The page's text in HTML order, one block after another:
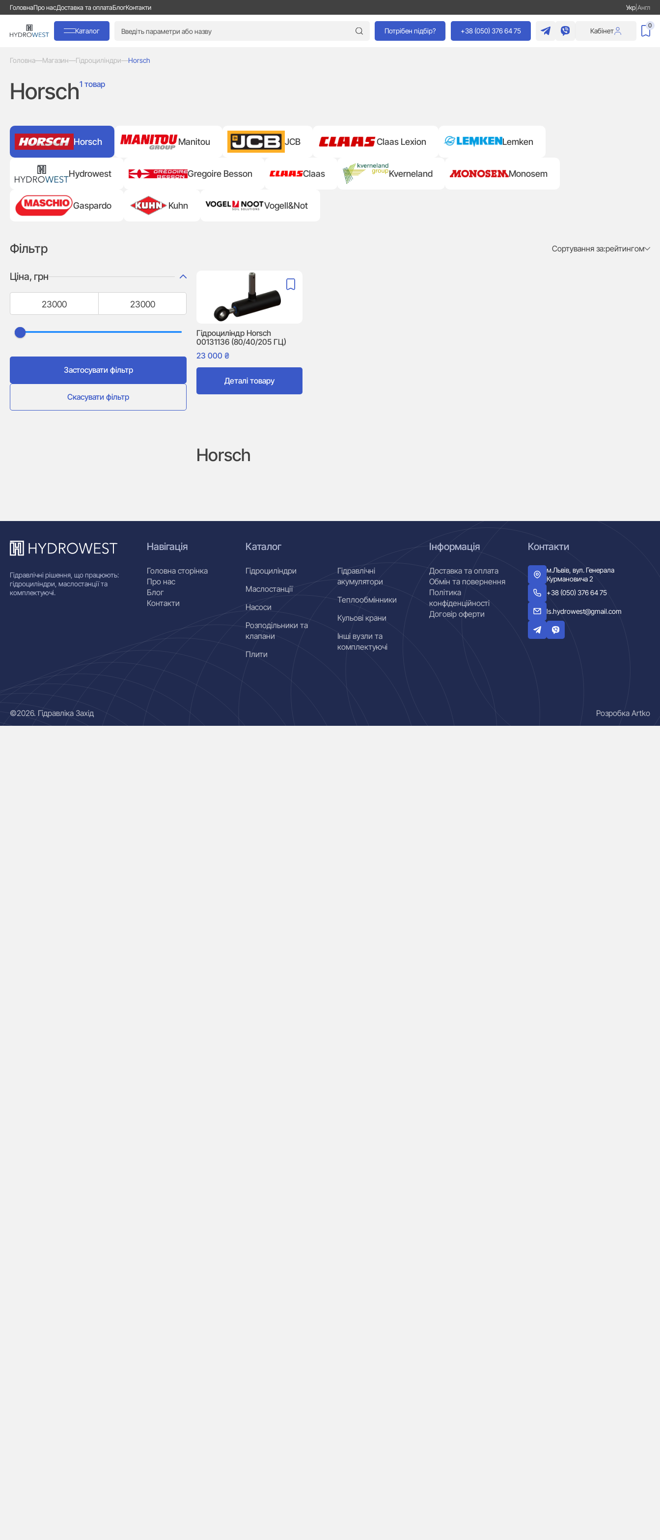
ГоловнаПро насДоставка та оплатаБлогКонтакти Укр| Англ
Каталог Потрібен підбір? +38 (050) 376 64 75 Кабінет
0
Головна—Магазин—Гідроциліндри—Horsch
Horsch1 товар
Manitou JCB Claas Lexion Lemken
Hydrowest Gregoire Besson
Horsch
Claas Kverneland Monosem
Gaspardo Kuhn Vogell&Not
Фільтр Сортування за:рейтингом
Ціна, грн
Застосувати фільтр
Скасувати фільтр
Гідроциліндр Horsch
00131136 (80/40/205 ГЦ)
23 000 ₴
Деталі товару
Horsch
Гідравлічні рішення, що працюють:
гідроциліндри, маслостанції та
комплектуючі.
Навігація
Головна сторінка
Про нас
Блог
Контакти
Каталог
Гідроциліндри
Маслостанції
Насоси
Розподільники та
клапани
Плити
Гідравлічні
акумулятори
Теплообмінники
Кульові крани
Інші вузли та
комплектуючі
Інформація
Доставка та оплата
Обмін та повернення
Політика
конфіденційності
Договір оферти
Контакти
м.Львів, вул. Генерала
Курмановича 2
+38 (050) 376 64 75
ls.hydrowest@gmail.com
©2026. Гідравліка Захід Розробка Artko